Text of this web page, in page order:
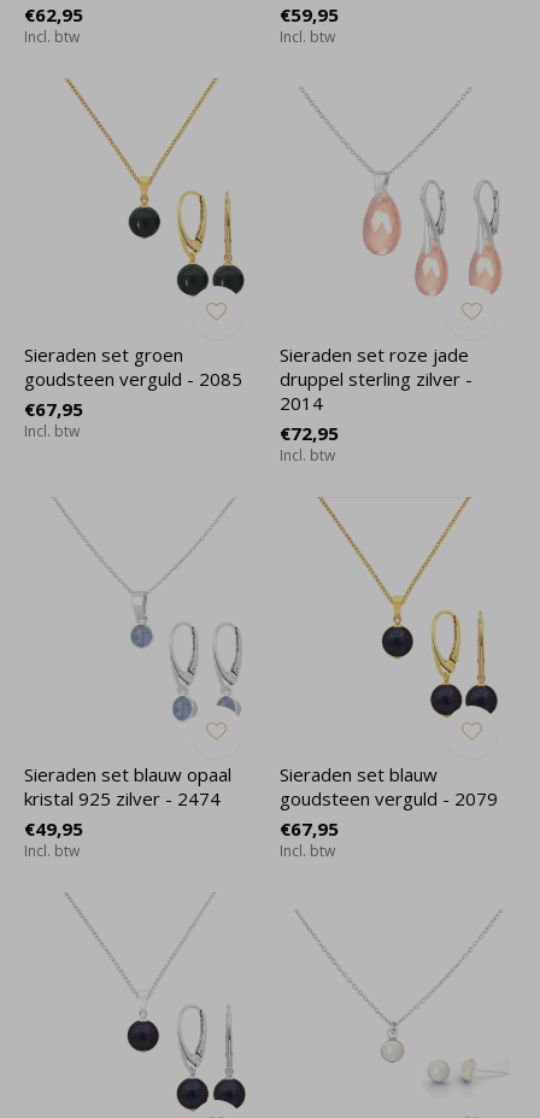
€62,95
Incl. btw
€59,95
Incl. btw
Sieraden set groen
goudsteen verguld - 2085
€67,95
Incl. btw
Sieraden set roze jade
druppel sterling zilver -
2014
€72,95
Incl. btw
Sieraden set blauw opaal
kristal 925 zilver - 2474
€49,95
Incl. btw
Sieraden set blauw
goudsteen verguld - 2079
€67,95
Incl. btw